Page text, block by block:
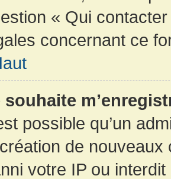
« Qui
concernant ce
souhaite
possible qu’un
de
votre IP ou